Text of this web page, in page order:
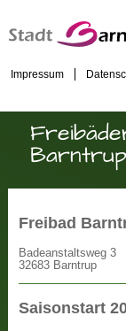
Impressum
Barntrup
Freibad
Badeanstaltsweg 3
32683 Barntrup
Saisonstart